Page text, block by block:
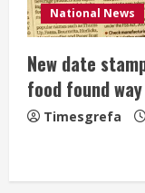
National News
New date
food found
Timesgrefa